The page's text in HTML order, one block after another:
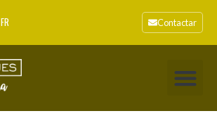
FR Contactar